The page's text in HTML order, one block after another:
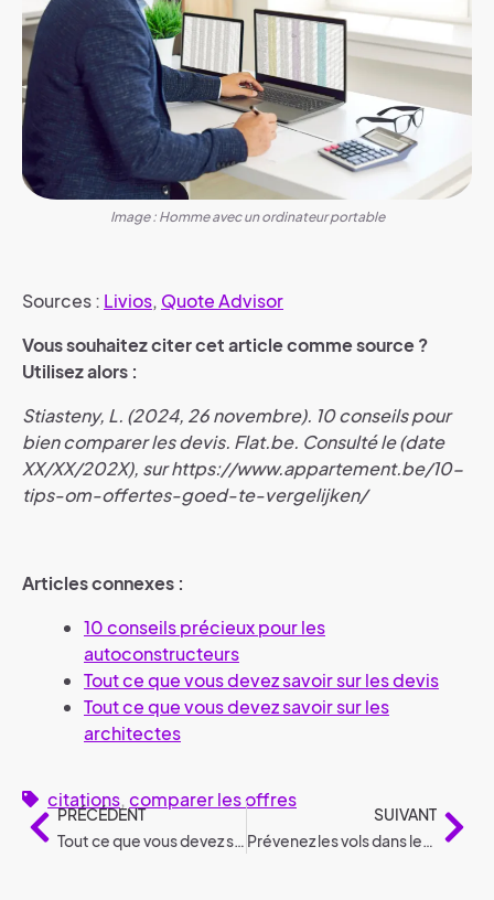
Image : Homme avec un ordinateur portable
Sources : Livios, Quote Advisor
Vous souhaitez citer cet article comme source ?
Utilisez alors :
Stiasteny, L. (2024, 26 novembre). 10 conseils pour
bien comparer les devis. Flat.be. Consulté le (date
XX/XX/202X), sur https://www.appartement.be/10-
tips-om-offertes-goed-te-vergelijken/
Articles connexes :
10 conseils précieux pour les
autoconstructeurs
Tout ce que vous devez savoir sur les devis
Tout ce que vous devez savoir sur les
architectes
citations, comparer les offres
PRÉCÉDENT
Tout ce que vous devez savoir sur les devis
SUIVANT
Prévenez les vols dans les jardins grâce à ces 7 mesures